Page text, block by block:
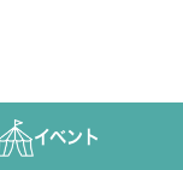
イベント